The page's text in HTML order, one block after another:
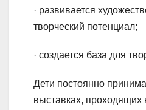
· развивается
творческий потенциал;
· создается база для
Дети постоянно
выставках, проходящих